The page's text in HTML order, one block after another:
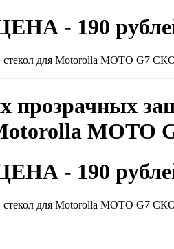
- 190
для Motorolla MOTO G7
прозрачных
MOTO
- 190
для Motorolla MOTO G7